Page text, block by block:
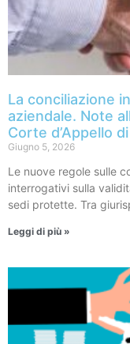
La conciliazione
aziendale. Note
Corte d’Appello
Giugno 5, 2026
Le nuove regole sulle
interrogativi sulla
sedi protette. Tra
Leggi di più »